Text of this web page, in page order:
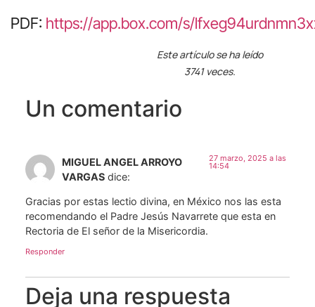
PDF: https://app.box.com/s/
Este artículo se ha leído
3741 veces.
Un comentario
MIGUEL ANGEL ARROYO
VARGAS dice:
27 marzo, 2025 a las
14:54
Gracias por estas lectio divina, en México nos las esta
recomendando el Padre Jesús Navarrete que esta en
Rectoria de El señor de la Misericordia.
Responder
Deja una respuesta